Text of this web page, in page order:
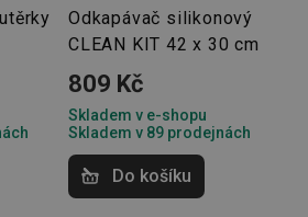
Odkapávač silikonový
CLEAN KIT 42 x 30 cm
809 Kč
Skladem v e-shopu
Skladem v 89 prodejnách
Do košíku
cookies
Funkční soubory
stránek, jako je přihlášení
účtu. Webové stránky nelze bez
souborů cookie správně používat.
Poskytovatel /
Doména
Vyprší
www.tescoma.cz
5 měsíců